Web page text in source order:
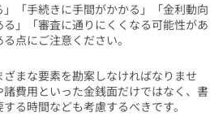
「手続きに手間がかかる」「金利動向
」「審査に通りにくくなる可能性があ
点にご注意ください。
まな要素を勘案しなければなりませ
費用といった金銭面だけではなく、書
る時間なども考慮するべきです。